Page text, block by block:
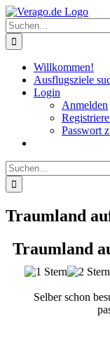
Zum
Inhalt
springen
Suche
nach:
Willkommen!
Ausflugsziele
Login
Anmelden
Passwort
Suche
nach:
Traumland
Traumland
Selber schon